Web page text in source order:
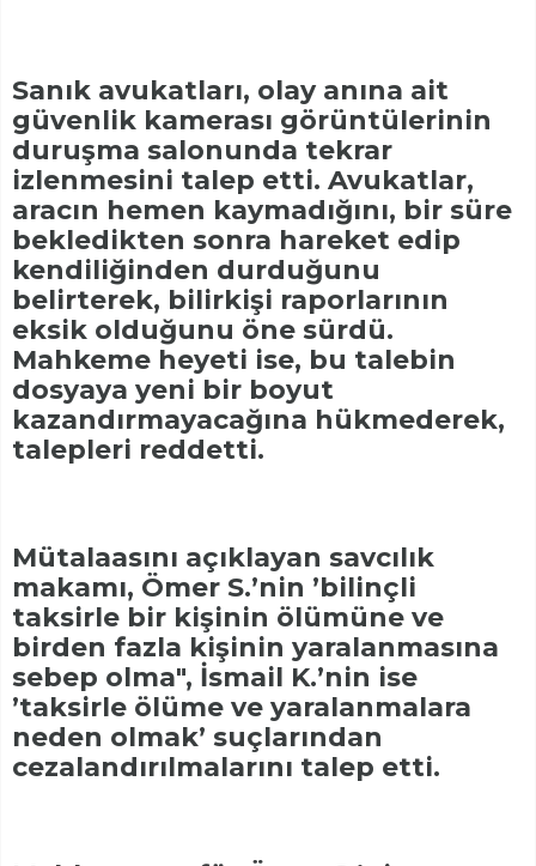
Sanık avukatları, olay anına ait
güvenlik kamerası görüntülerinin
duruşma salonunda tekrar
izlenmesini talep etti. Avukatlar,
aracın hemen kaymadığını, bir süre
bekledikten sonra hareket edip
kendiliğinden durduğunu
belirterek, bilirkişi raporlarının
eksik olduğunu öne sürdü.
Mahkeme heyeti ise, bu talebin
dosyaya yeni bir boyut
kazandırmayacağına hükmederek,
talepleri reddetti.
Mütalaasını açıklayan savcılık
makamı, Ömer S.’nin ’bilinçli
taksirle bir kişinin ölümüne ve
birden fazla kişinin yaralanmasına
sebep olma", İsmail K.’nin ise
’taksirle ölüme ve yaralanmalara
neden olmak’ suçlarından
cezalandırılmalarını talep etti.